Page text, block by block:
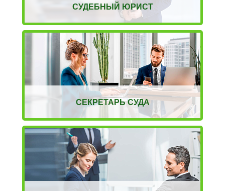
СУДЕБНЫЙ ЮРИСТ
СЕКРЕТАРЬ СУДА